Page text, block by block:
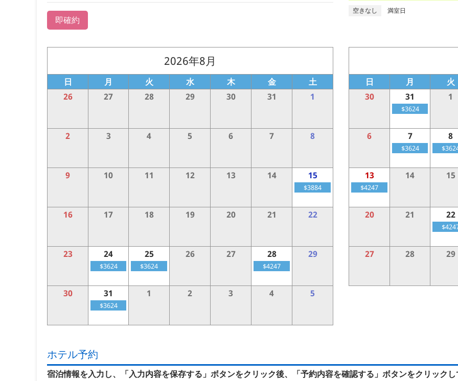
即確約
空きなし
満室日
2026年8月
日 月 火 水 木 金
土
26
27 28 29 30 31 1
2 3 4 5 6 7 8
9 10 11 12 13 14 15
$3884
16 17 18 19 20 21 22
23 24
$3624
25
$3624
26 27 28
$4247
29
30 31
$3624
1 2 3 4 5
日 月 火
30
31
$3624
1
6 7
$3624
8
13
$4247
14 15
20 21 22
27 28 29
ホテル予約
宿泊情報を入力し、「入力内容を保存する」ボタンをクリック後、「予約内容を確認する」ボタンをクリックし